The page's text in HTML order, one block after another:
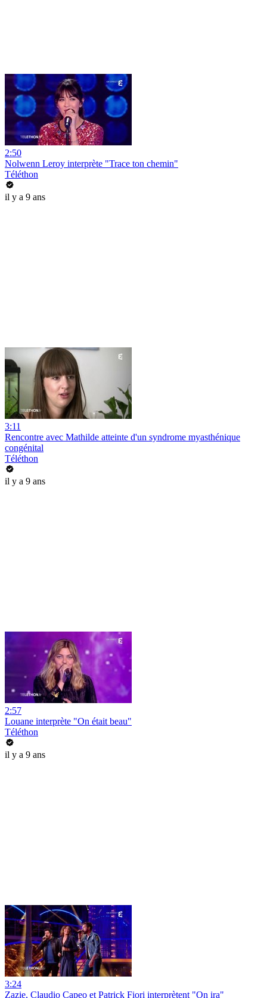
2:50
Nolwenn Leroy interprète "Trace ton chemin"
Téléthon
il y a 9 ans
3:11
Rencontre avec Mathilde atteinte d'un syndrome myasthénique
congénital
Téléthon
il y a 9 ans
2:57
Louane interprète "On était beau"
Téléthon
il y a 9 ans
3:24
Zazie, Claudio Capeo et Patrick Fiori interprètent "On ira"